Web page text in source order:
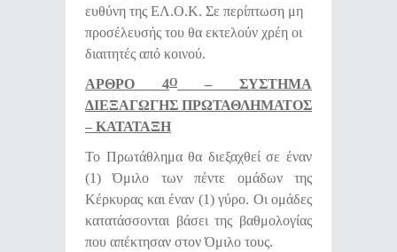
ευθύνη της ΕΛ.Ο.Κ. Σε περίπτωση μη
προσέλευσής του θα εκτελούν χρέη οι
διαιτητές από κοινού.
ΑΡΘΡΟ 4Ο
– ΣΥΣΤΗΜΑ
ΔΙΕΞΑΓΩΓΗΣ ΠΡΩΤΑΘΛΗΜΑΤΟΣ
– ΚΑΤΑΤΑΞΗ
Το Πρωτάθλημα θα διεξαχθεί σε έναν
(1) Όμιλο των πέντε ομάδων της
Κέρκυρας και έναν (1) γύρο. Οι ομάδες
κατατάσσονται βάσει της βαθμολογίας
που απέκτησαν στον Όμιλο τους.